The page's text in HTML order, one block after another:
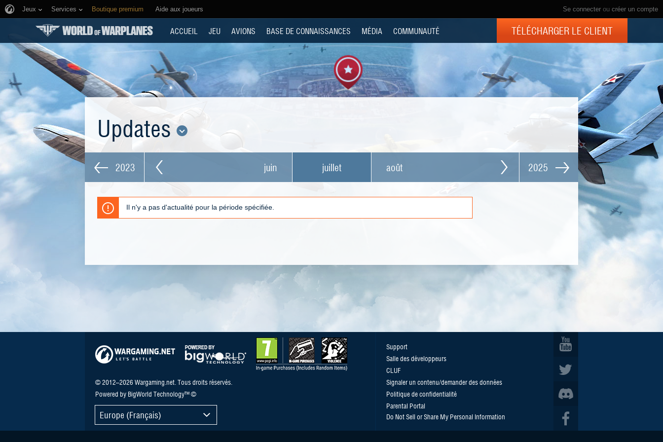
Se connecter ou créer un compte
Jeux Services Boutique premium Aide aux joueurs
ACCUEIL JEU AVIONS BASE DE CONNAISSANCES MÉDIA COMMUNAUTÉ TÉLÉCHARGER LE CLIENT
Updates
2023 juin juillet août 2025
Il n'y a pas d'actualité pour la période spécifiée.
© 2012–2026 Wargaming.net. Tous droits réservés.
Powered by BigWorld Technology™ ©
Europe (Français)
Support
Salle des développeurs
CLUF
Signaler un contenu/demander des données
Politique de confidentialité
Parental Portal
Do Not Sell or Share My Personal Information